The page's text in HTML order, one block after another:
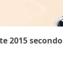
2015 secondo